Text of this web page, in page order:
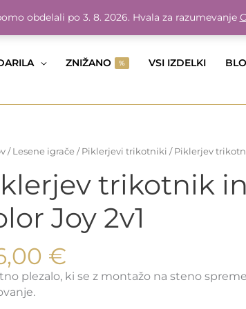
obdelali po 3. 8. 2026. Hvala za razumevanje
ZNIŽANO % VSI IZDELKI
/ Lesene igrače / Piklerjevi trikotniki / Piklerjev
trikotnik
Joy 2v1
€
plezalo, ki se z montažo na steno